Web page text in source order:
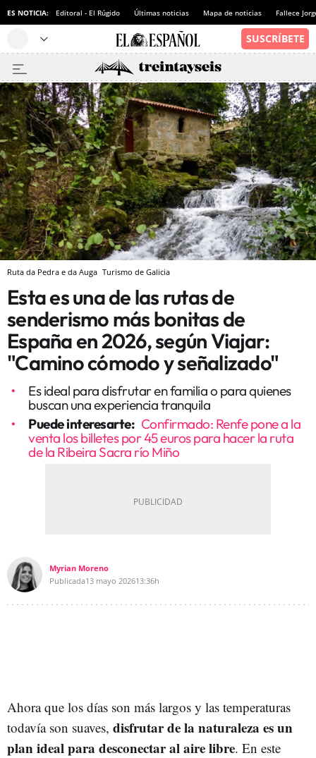
ES NOTICIA: Editoral - El Rúgido Últimas noticias Mapa de noticias Fallece
Ruta da Pedra e da Auga Turismo de Galicia
Esta es una de las rutas de
senderismo más bonitas de
España en 2026, según Viajar:
"Camino cómodo y señalizado"
Es ideal para disfrutar en familia o para quienes
buscan una experiencia tranquila
Puede interesarte: Confirmado: Renfe pone a la
venta los billetes por 45 euros para hacer la ruta
de la Ribeira Sacra río Miño
Myrian Moreno
Publicada13 mayo 202613:36h
Ahora que los días son más largos y las temperaturas
todavía son suaves, disfrutar de la naturaleza es un
plan ideal para desconectar al aire libre. En este